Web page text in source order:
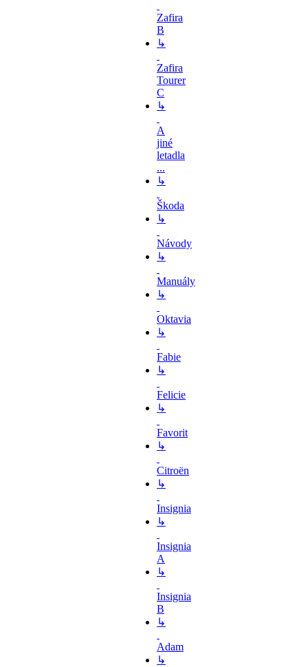
Zafira
B
↳
Zafira
Tourer
C
↳
A
jiné
letadla
...
↳
Škoda
↳
Návody
↳
Manuály
↳
Oktavia
↳
Fabie
↳
Felicie
↳
Favorit
↳
Citroën
↳
Insignia
↳
Insignia
A
↳
Insignia
B
↳
Adam
↳